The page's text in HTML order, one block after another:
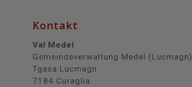
Kontakt
Val Medel
Gemeindeverwaltung Medel (Lucmagn)
Tgasa Lucmagn
7184 Curaglia